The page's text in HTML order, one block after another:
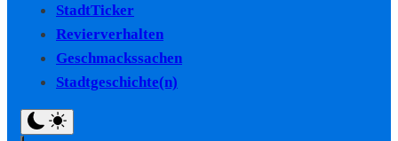
StadtTicker
Revierverhalten
Geschmackssachen
Stadtgeschichte(n)